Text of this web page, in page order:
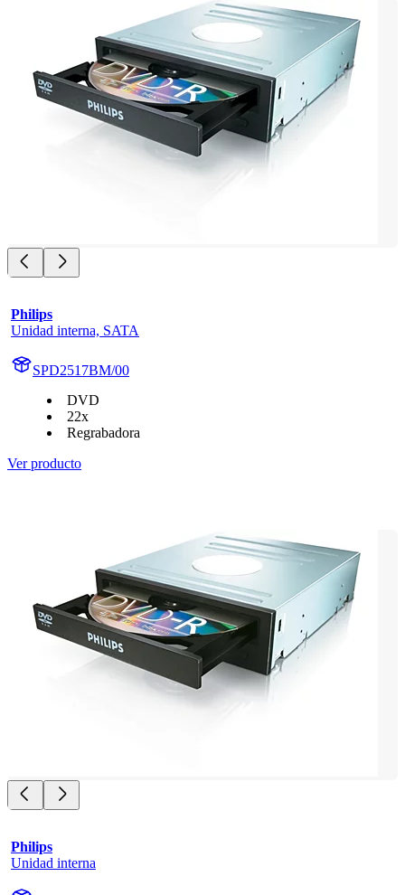
Philips
Unidad interna, SATA
SPD2517BM/00
DVD
22x
Regrabadora
Ver producto
Philips
Unidad interna